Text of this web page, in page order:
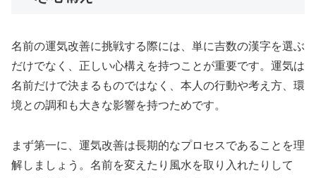
名前の運気改善に挑戦する際には、単に吉数の漢字を選ぶ
だけでなく、正しい心構えを持つことが重要です。運気は
名前だけで決まるものではなく、本人の行動や考え方、環
境との調和も大きな影響を持つためです。
まず第一に、運気改善は長期的なプロセスであることを理
解しましょう。名前を変えたり風水を取り入れたりして